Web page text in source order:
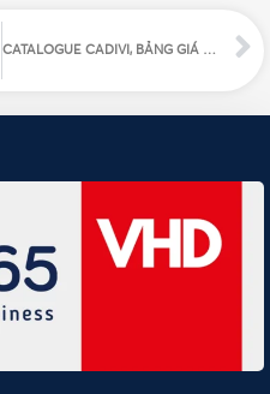
CATALOGUE CADIVI, BẢNG GIÁ DÂY CÁP ĐIỆN CADIVI 2026